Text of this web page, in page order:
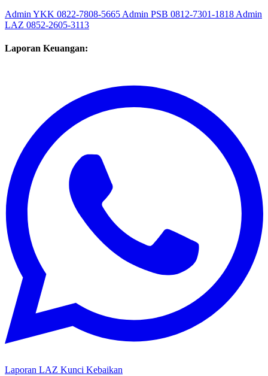
Admin YKK 0822-7808-5665 Admin PSB 0812-7301-1818 Admin
LAZ 0852-2605-3113
Laporan Keuangan:
Laporan LAZ Kunci Kebaikan